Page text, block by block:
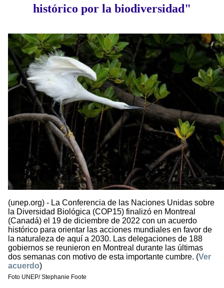
histórico por la biodiversidad"
(unep.org) - La Conferencia de las Naciones Unidas sobre
la Diversidad Biológica (COP15) finalizó en Montreal
(Canadá) el 19 de diciembre de 2022 con un acuerdo
histórico para orientar las acciones mundiales en favor de
la naturaleza de aquí a 2030. Las delegaciones de 188
gobiernos se reunieron en Montreal durante las últimas
dos semanas con motivo de esta importante cumbre. (Ver
acuerdo)
Foto UNEP/ Stephanie Foote